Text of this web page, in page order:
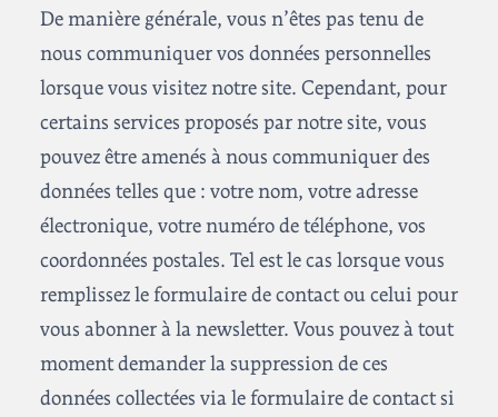
De manière générale, vous n’êtes pas tenu de
nous communiquer vos données personnelles
lorsque vous visitez notre site. Cependant, pour
certains services proposés par notre site, vous
pouvez être amenés à nous communiquer des
données telles que : votre nom, votre adresse
électronique, votre numéro de téléphone, vos
coordonnées postales. Tel est le cas lorsque vous
remplissez le formulaire de contact ou celui pour
vous abonner à la newsletter. Vous pouvez à tout
moment demander la suppression de ces
données collectées via le formulaire de contact si